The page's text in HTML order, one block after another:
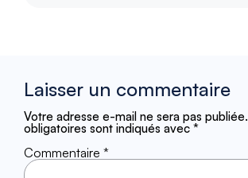
Laisser un commentaire
Votre adresse e-mail ne sera pas publiée.
obligatoires sont indiqués avec *
Commentaire *